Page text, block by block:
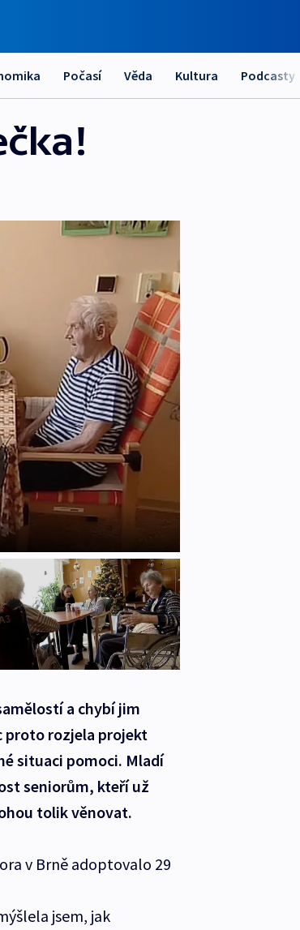
Počasí Věda Kultura Podcasty
a chybí jim
proto rozjela projekt
situaci pomoci. Mladí
seniorům, kteří už
tolik věnovat.
v Brně adoptovalo 29
jsem, jak